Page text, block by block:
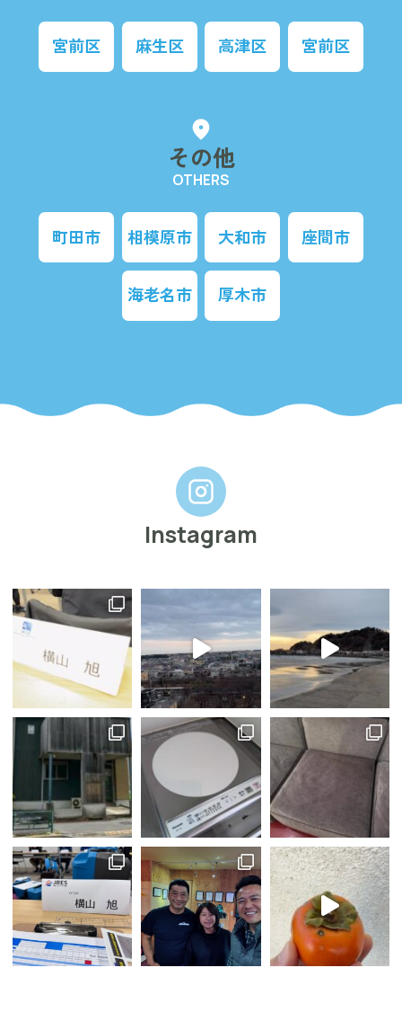
宮前区 麻生区 高津区 宮前区
fmd_good
その他
OTHERS
町田市 相模原市 大和市 座間市
海老名市 厚木市
Instagram